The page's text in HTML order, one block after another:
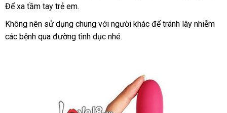
G
ấm
Svakom
hiệu
Để xa tầm tay trẻ em.
Không nên sử dụng chung nhập
khẩu
với người khác thế
để tránh lây nhiễm
các bệnh qua đường tình dục nơi
nhé.